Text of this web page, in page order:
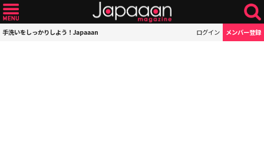
手洗いをしっかりしよう！Japaaan ログイン メンバー登録